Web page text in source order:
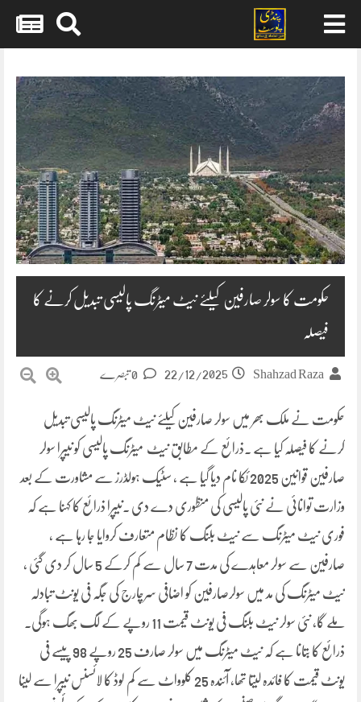
content
حکومت کا سولر صارفین کیلئے نیٹ میٹرنگ پالیسی تبدیل کرنے کا
فیصلہ
Shahzad Raza
22/12/2025
حکومت نے ملک بھر میں سولر صارفین کیلئے نیٹ میٹرنگ پالیسی تبدیل
کرنے کا فیصلہ کیا ہے ۔ذرائع کے مطابق نیٹ میٹرنگ پالیسی کو نیپرا سولر
صارفین قوانین 2025 ئکا نام دیا گیا ہے ، سٹیک ہولڈرز سے مشاورت کے بعد
وزارت توانائی نے نئی پالیسی کی منظوری دے دی ۔نیپرا ذرائع کا کہنا ہے کہ
فوری نیٹ میٹرنگ سے نیٹ بلنگ کا نظام متعارف کروایا جا رہا ہے ،
صارفین سے سولر معاہدے کی مدت 7 سال سے کم کرکے 5 سال کر دی گئی ،
نیٹ میٹرنگ کی مد میں سولرصارفین کو اضافی سرچارج کی جگہ فی یونٹ تبادلہ
ملے گا، نئی سولر نیٹ بلنگ فی یونٹ قیمت 11 روپے کے لگ بھگ ہوگی۔
ذرائع کا بتانا ہے کہ نیٹ میٹرنگ میں سولر صارف 25 روپے 98 پیسے فی
یونٹ قیمت کا فائدہ لیتا تھا، آئندہ 25 کلوواٹ سے کم لوڈ کا لائسنس نیپرا سے لینا